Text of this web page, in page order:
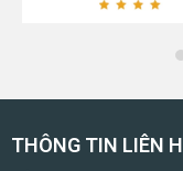
THÔNG TIN LIÊN